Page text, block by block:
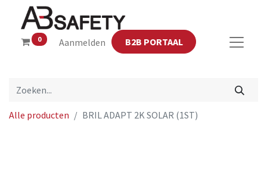
0 Aanmelden B2B PORTAAL
Alle producten BRIL ADAPT 2K SOLAR (1ST)